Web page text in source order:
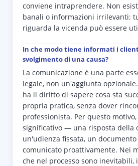
conviene intraprendere. Non
banali o informazioni irrilevanti:
riguarda la vicenda può essere
In che modo tiene informati i
svolgimento di una causa?
La comunicazione è una parte
legale, non un'aggiunta
ha il diritto di sapere cosa sta
propria pratica, senza dover
professionista. Per questo
significativo — una risposta della
un'udienza fissata, un
comunicato proattivamente. Nei
che nel processo sono inevitabili,